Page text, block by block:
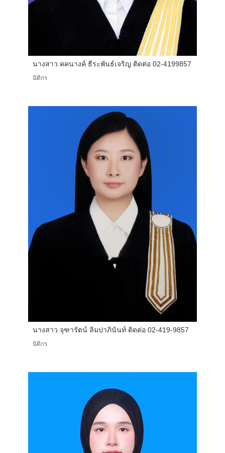
นางสาว คคนางค์ ธีระพันธ์เจริญ ติดต่อ 02-4199857
นิติกร
นางสาว จุฑารัตน์ ลิมปาภินันท์ ติดต่อ 02-419-9857
นิติกร